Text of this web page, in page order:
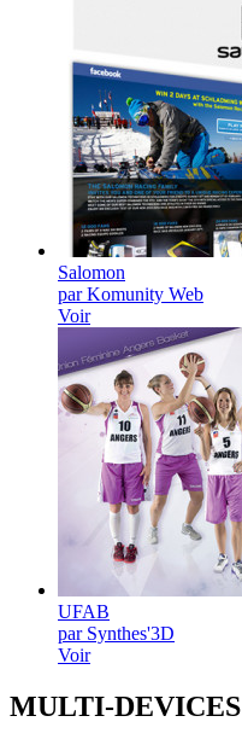
Salomon
par Komunity Web
Voir
UFAB
par Synthes'3D
Voir
MULTI-DEVICES